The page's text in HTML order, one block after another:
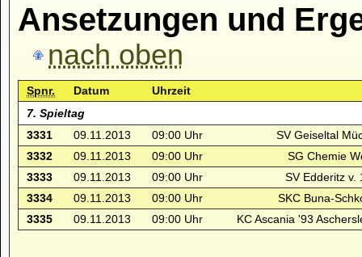
Ansetzungen und
nach oben
Spnr. Datum
Uhrzeit
7. Spieltag
3331
09.11.2013 09:00 Uhr
SV Geiseltal
3332
09.11.2013 09:00 Uhr
SG Chemie
3333
09.11.2013 09:00 Uhr
SV Edderitz v.
3334
09.11.2013 09:00 Uhr
SKC Buna-
3335
09.11.2013 09:00 Uhr KC Ascania '93